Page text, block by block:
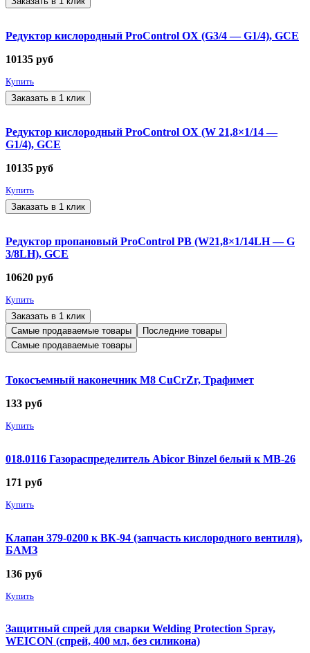
Редуктор кислородный ProControl OX (G3/4 — G1/4), GCE
10135 руб
Купить
Заказать в 1 клик
Редуктор кислородный ProControl OX (W 21,8×1/14 —
G1/4), GCE
10135 руб
Купить
Заказать в 1 клик
Редуктор пропановый ProControl PB (W21,8×1/14LH — G
3/8LH), GCE
10620 руб
Купить
Заказать в 1 клик
Самые продаваемые товары
Последние товары
Самые продаваемые товары
Токосъемный наконечник М8 CuCrZr, Трафимет
133 руб
Купить
018.0116 Газораспределитель Abicor Binzel белый к MB-26
171 руб
Купить
Клапан 379-0200 к ВК-94 (запчасть кислородного вентиля),
БАМЗ
136 руб
Купить
Защитный спрей для сварки Welding Protection Spray,
WEICON (спрей, 400 мл, без силикона)